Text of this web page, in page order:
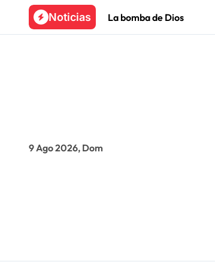
content
Noticias La bomba de Dios
9 Ago 2026, Dom